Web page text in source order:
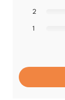
2
1